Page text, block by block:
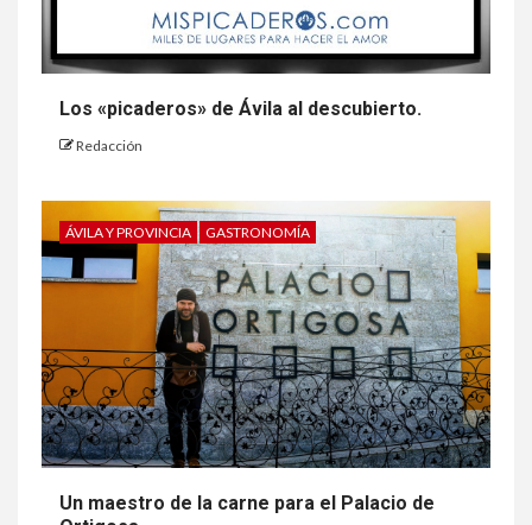
Los «picaderos» de Ávila al descubierto.
Redacción
ÁVILA Y PROVINCIA GASTRONOMÍA
Un maestro de la carne para el Palacio de